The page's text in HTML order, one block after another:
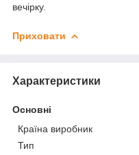
вечірку.
Приховати
Характеристики
Основні
Країна виробник
Тип